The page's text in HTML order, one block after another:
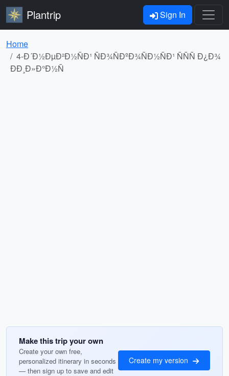
Plantrip Sign In
Home
4-Ð´Ð½ÐµÐ²Ð½ÑÐ¹ ÑÐ¾ÑÐºÐ¾ÑÐ½ÑÐ¹ ÑÑÑ Ð¿Ð¾
ÐÐ¸Ð»Ð°Ð½Ñ
Make this trip your own
Create your own free,
personalized itinerary in seconds
— then sign up to save and edit
Create my version